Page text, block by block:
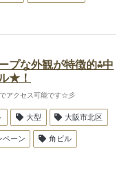
プな外観が特徴的⁂中
★！
アクセス可能です☆彡
大型 大阪市北区
ペーン 角ビル